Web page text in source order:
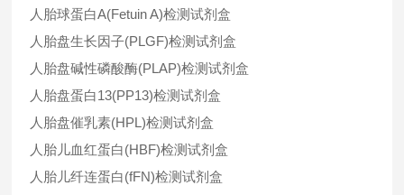
人胎球蛋白A(Fetuin A)检测试剂盒
人胎盘生长因子(PLGF)检测试剂盒
人胎盘碱性磷酸酶(PLAP)检测试剂盒
人胎盘蛋白13(PP13)检测试剂盒
人胎盘催乳素(HPL)检测试剂盒
人胎儿血红蛋白(HBF)检测试剂盒
人胎儿纤连蛋白(fFN)检测试剂盒